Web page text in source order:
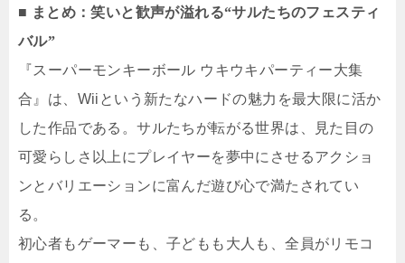
■ まとめ：笑いと歓声が溢れる“サルたちのフェスティ
バル”
『スーパーモンキーボール ウキウキパーティー大集
合』は、Wiiという新たなハードの魅力を最大限に活か
した作品である。サルたちが転がる世界は、見た目の
可愛らしさ以上にプレイヤーを夢中にさせるアクショ
ンとバリエーションに富んだ遊び心で満たされてい
る。
初心者もゲーマーも、子どもも大人も、全員がリモコ